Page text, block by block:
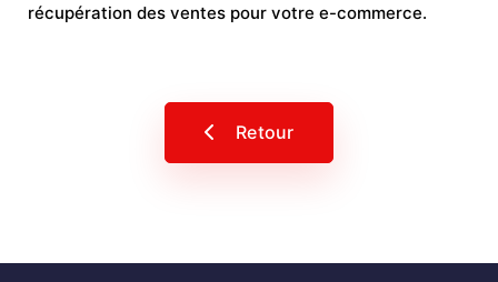
récupération des ventes pour votre e-commerce.
Retour